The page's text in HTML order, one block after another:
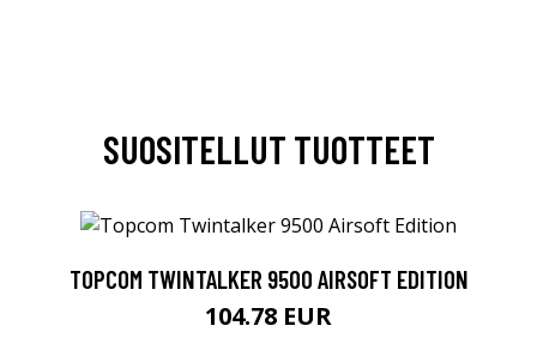
SUOSITELLUT TUOTTEET
TOPCOM TWINTALKER 9500 AIRSOFT EDITION
104.78 EUR